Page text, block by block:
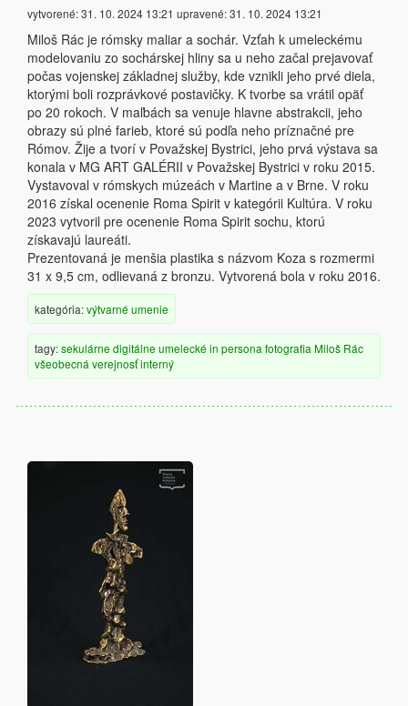
vytvorené:31. 10. 2024 13:21 upravené:31. 10. 2024 13:21
Miloš Rác je rómsky maliar a sochár. Vzťah k umeleckému
modelovaniu zo sochárskej hliny sa u neho začal prejavovať
počas vojenskej základnej služby, kde vznikli jeho prvé diela,
ktorými boli rozprávkové postavičky. K tvorbe sa vrátil opäť
po 20 rokoch. V maľbách sa venuje hlavne abstrakcii, jeho
obrazy sú plné farieb, ktoré sú podľa neho príznačné pre
Rómov. Žije a tvorí v Považskej Bystrici, jeho prvá výstava sa
konala v MG ART GALÉRII v Považskej Bystrici v roku 2015.
Vystavoval v rómskych múzeách v Martine a v Brne. V roku
2016 získal ocenenie Roma Spirit v kategórii Kultúra. V roku
2023 vytvoril pre ocenenie Roma Spirit sochu, ktorú
získavajú laureáti.
Prezentovaná je menšia plastika s názvom Koza s rozmermi
31 x 9,5 cm, odlievaná z bronzu. Vytvorená bola v roku 2016.
kategória:výtvarné umenie
tagy:sekulárne digitálne umelecké in persona fotografia Miloš Rác
všeobecná verejnosťinterný